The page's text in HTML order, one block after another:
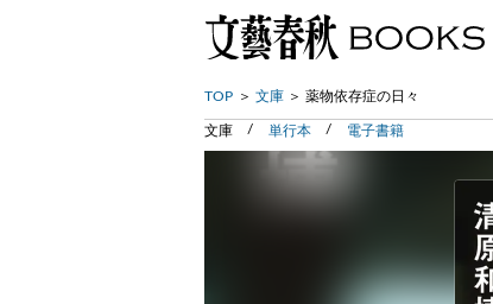
TOP 文庫 薬物依存症の日々
文庫 単行本 電子書籍